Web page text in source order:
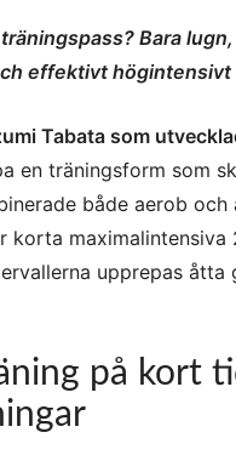
Bara
effektivt
Tabata som
en träningsform som
både aerob
korta
upprepas
på kort